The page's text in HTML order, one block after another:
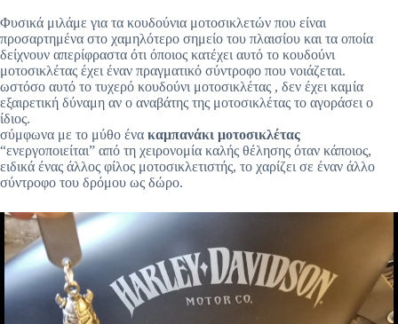
Φυσικά μιλάμε για τα κουδούνια μοτοσικλετών που είναι
προσαρτημένα στο χαμηλότερο σημείο του πλαισίου και τα οποία
δείχνουν απερίφραστα ότι όποιος κατέχει αυτό το κουδούνι
μοτοσικλέτας έχει έναν πραγματικό σύντροφο που νοιάζεται.
ωστόσο αυτό το τυχερό κουδούνι μοτοσικλέτας , δεν έχει καμία
εξαιρετική δύναμη αν ο αναβάτης της μοτοσικλέτας το αγοράσει ο
ίδιος.
σύμφωνα με το μύθο ένα καμπανάκι μοτοσικλέτας
“ενεργοποιείται” από τη χειρονομία καλής θέλησης όταν κάποιος,
ειδικά ένας άλλος φίλος μοτοσικλετιστής, το χαρίζει σε έναν άλλο
σύντροφο του δρόμου ως δώρο.